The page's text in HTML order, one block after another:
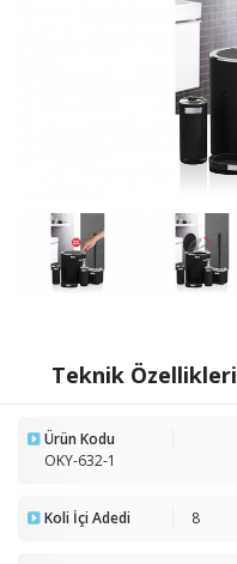
Teknik Özellikleri
Ürün Kodu
OKY-632-1
Koli İçi Adedi 8